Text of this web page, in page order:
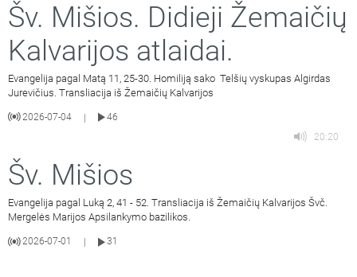
Šv. Mišios. Didieji Žemaičių
Kalvarijos atlaidai.
Evangelija pagal Matą 11, 25-30. Homiliją sako Telšių vyskupas Algirdas
Jurevičius. Transliacija iš Žemaičių Kalvarijos
2026-07-04 |
46
20:20
Šv. Mišios
Evangelija pagal Luką 2, 41 - 52. Transliacija iš Žemaičių Kalvarijos Švč.
Mergelės Marijos Apsilankymo bazilikos.
2026-07-01 31